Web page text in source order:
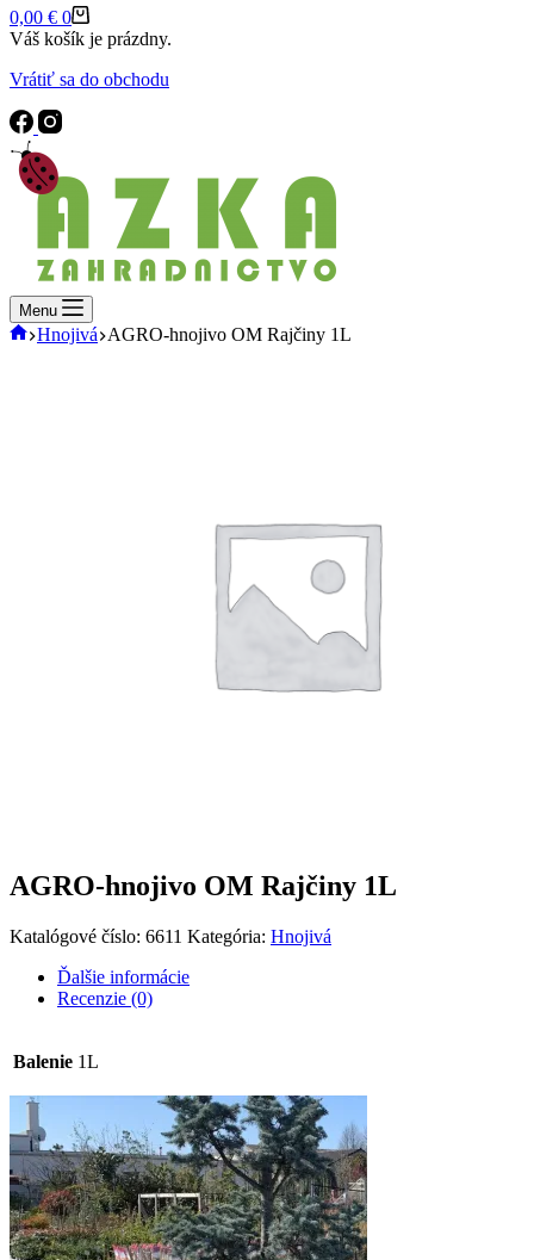
Shopping
cart
0,00 € 0
Váš košík je prázdny.
Vrátiť sa do obchodu
Menu
Domov
Hnojivá AGRO-hnojivo OM Rajčiny 1L
AGRO-hnojivo OM Rajčiny 1L
Katalógové číslo: 6611 Kategória: Hnojivá
Ďalšie informácie
Recenzie (0)
Balenie 1L